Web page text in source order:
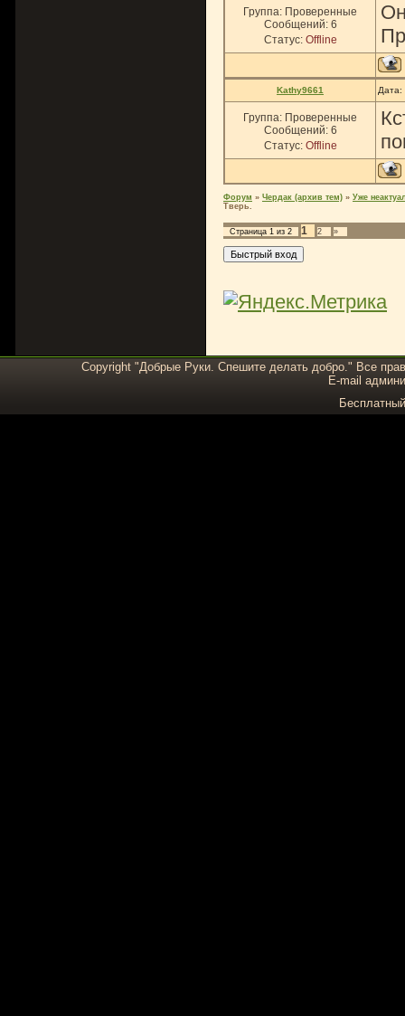
Группа: Проверенные
Сообщений: 6
Статус: Offline
Kathy9661 Дата:
Группа: Проверенные
Сообщений: 6
Статус: Offline
Форум » Чердак (архив тем) » Уже
Тверь.
Страница 1 из 2 1 2 »
Copyright "Добрые Руки. Спешите делать добро." Все
E-mail